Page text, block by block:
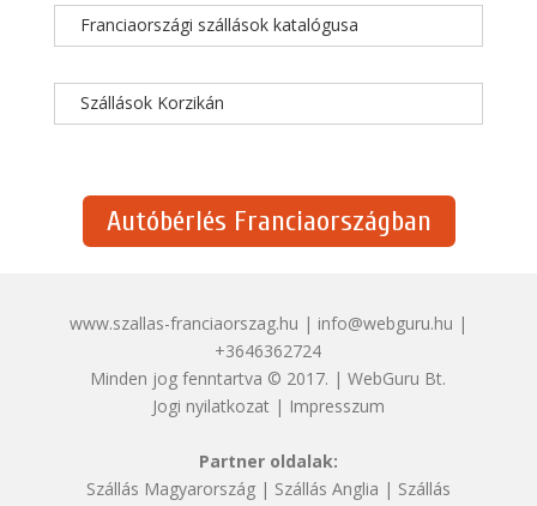
Franciaországi szállások katalógusa
Szállások Korzikán
Autóbérlés Franciaországban
www.szallas-franciaorszag.hu | info@webguru.hu |
+3646362724
Minden jog fenntartva © 2017. | WebGuru Bt.
Jogi nyilatkozat| Impresszum
Partner oldalak:
Szállás Magyarország| Szállás Anglia | Szállás